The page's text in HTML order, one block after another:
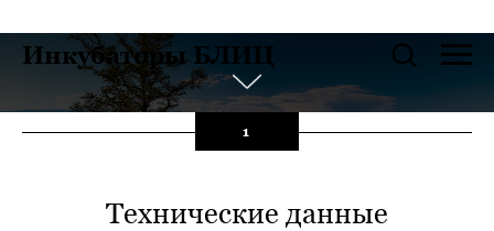
Инкубаторы БЛИЦ
Инструкция к Мульти
Инкубатору "ВЕСНА"
модель С
1
Технические данные